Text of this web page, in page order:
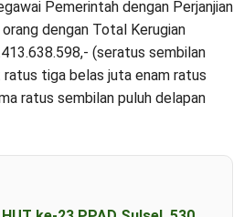
Pemerintah dengan Perjanjian
dengan Total Kerugian
(seratus sembilan
tiga belas juta enam ratus
ratus sembilan puluh delapan